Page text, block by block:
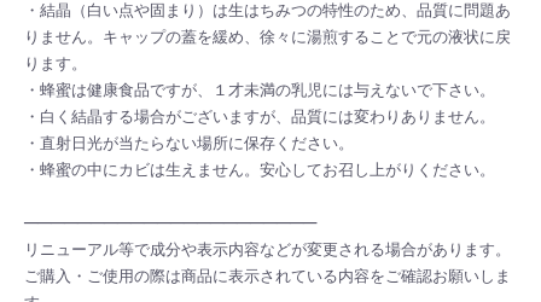
・結晶（白い点や固まり）は生はちみつの特性のため、品質に問題あ
りません。キャップの蓋を緩め、徐々に湯煎することで元の液状に戻
ります。
・蜂蜜は健康食品ですが、１才未満の乳児には与えないで下さい。
・白く結晶する場合がございますが、品質には変わりありません。
・直射日光が当たらない場所に保存ください。
・蜂蜜の中にカビは生えません。安心してお召し上がりください。
──────────────────────
リニューアル等で成分や表示内容などが変更される場合があります。
ご購入・ご使用の際は商品に表示されている内容をご確認お願いしま